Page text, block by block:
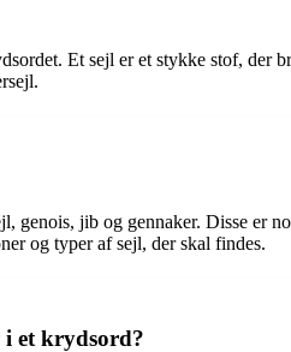
Et sejl er et stykke stof,
genois, jib og gennaker. Disse er
og typer af sejl, der skal findes.
et krydsord?